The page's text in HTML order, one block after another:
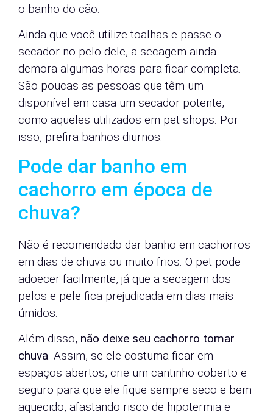
o banho do cão.
Ainda que você utilize toalhas e passe o
secador no pelo dele, a secagem ainda
demora algumas horas para ficar completa.
São poucas as pessoas que têm um
disponível em casa um secador potente,
como aqueles utilizados em pet shops. Por
isso, prefira banhos diurnos.
Pode dar banho em
cachorro em época de
chuva?
Não é recomendado dar banho em cachorros
em dias de chuva ou muito frios. O pet pode
adoecer facilmente, já que a secagem dos
pelos e pele fica prejudicada em dias mais
úmidos.
Além disso, não deixe seu cachorro tomar
chuva. Assim, se ele costuma ficar em
espaços abertos, crie um cantinho coberto e
seguro para que ele fique sempre seco e bem
aquecido, afastando risco de hipotermia e